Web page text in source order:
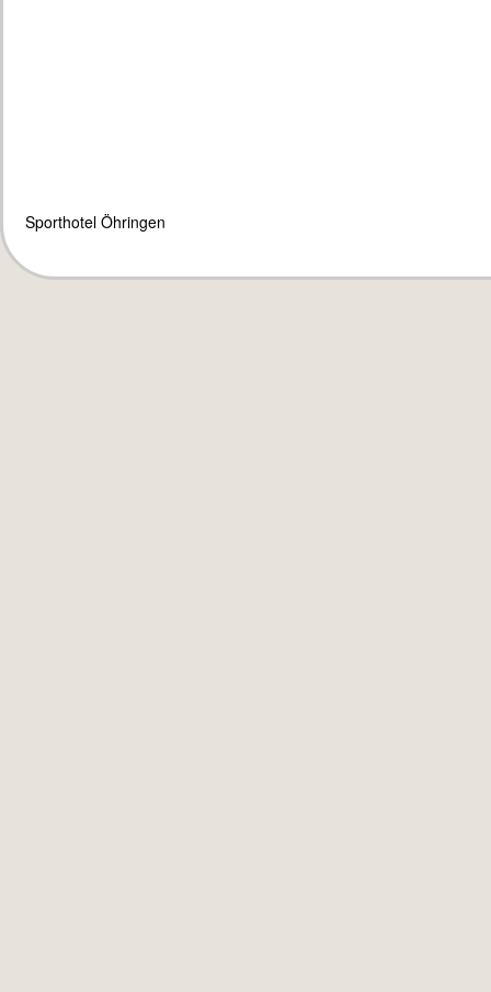
Sporthotel Öhringen